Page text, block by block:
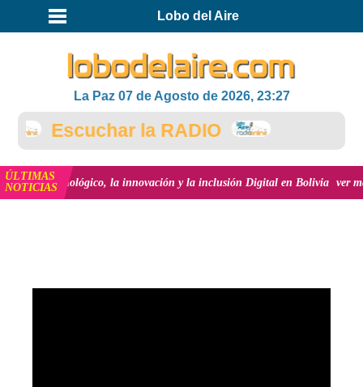
Lobo del Aire
La Paz 07 de Agosto de 2026, 23:27
Escuchar la RADIO
ÚLTIMAS
NOTICIASTecnológico, la innovación y la inclusión Digital en Bolivia ver más